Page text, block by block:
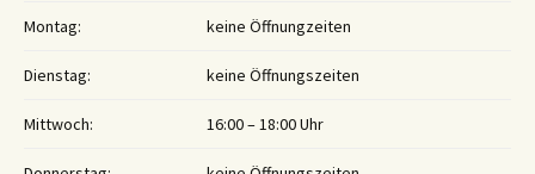
Montag: keine Öffnungzeiten
Dienstag: keine Öffnungszeiten
Mittwoch: 16:00 – 18:00 Uhr